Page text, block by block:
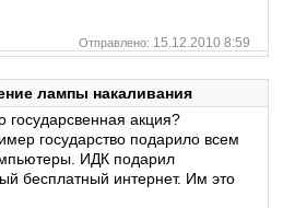
Отправлено: 15.12.2010 8:59
лампы накаливания
государсвенная акция?
государство подарило всем
ИДК подарил
бесплатный интернет. Им это